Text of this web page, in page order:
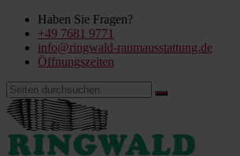
Haben Sie Fragen?
+49 7681 9771
info@ringwald-raumausstattung.de
Öffnungszeiten